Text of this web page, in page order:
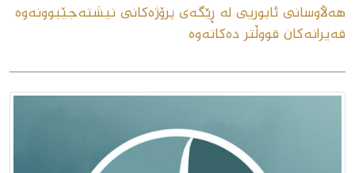
هەڵاوسانی ئابوریی لە ڕێگەی پرۆژەکانی نیشتەجێبوونەوە
قەیرانەکان قووڵتر دەکاتەوە